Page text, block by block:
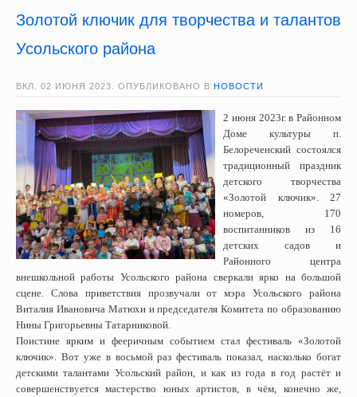
Золотой ключик для творчества и талантов
Усольского района
ВКЛ. 02 ИЮНЯ 2023 . ОПУБЛИКОВАНО В НОВОСТИ
2 июня 2023г. в Районном
Доме культуры п.
Белореченский состоялся
традиционный праздник
детского творчества
«Золотой ключик». 27
номеров, 170
воспитанников из 16
детских садов и
Районного центра
внешкольной работы Усольского района сверкали ярко на большой
сцене. Слова приветствия прозвучали от мэра Усольского района
Виталия Ивановича Матюхи и председателя Комитета по образованию
Нины Григорьевны Татарниковой.
Поистине ярким и фееричным событием стал фестиваль «Золотой
ключик». Вот уже в восьмой раз фестиваль показал, насколько богат
детскими талантами Усольский район, и как из года в год растёт и
совершенствуется мастерство юных артистов, в чём, конечно же,